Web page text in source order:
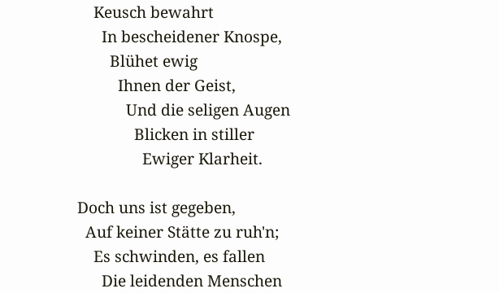
    Keusch bewahrt
      In bescheidener Knospe,
        Blühet ewig
          Ihnen der Geist,
            Und die seligen Augen
              Blicken in stiller
                Ewiger Klarheit.
Doch uns ist gegeben,
  Auf keiner Stätte zu ruh'n;
    Es schwinden, es fallen
      Die leidenden Menschen